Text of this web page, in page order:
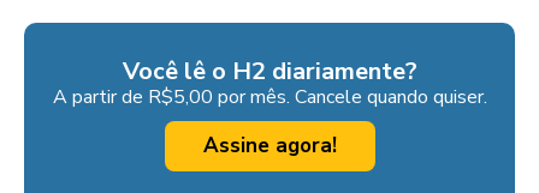
Você lê o H2 diariamente?
A partir de R$5,00 por mês. Cancele quando quiser.
Assine agora!